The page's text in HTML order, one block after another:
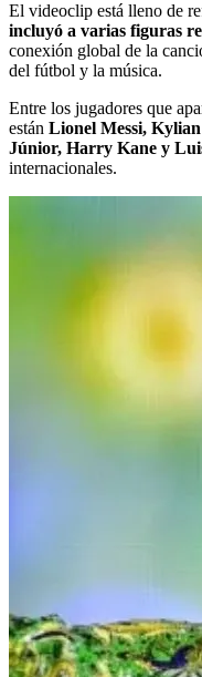
El videoclip está lleno de
incluyó a varias figuras
conexión global de la
del fútbol y la música.
Entre los jugadores que
están Lionel Messi,
Júnior, Harry Kane y
internacionales.